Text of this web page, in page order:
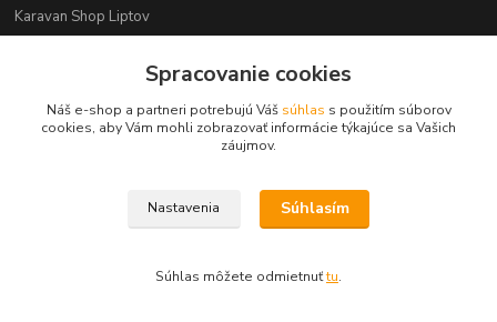
Karavan Shop Liptov
+421 903 626 885
info@karavanshopliptov.sk
Spracovanie cookies
Náš e-shop a partneri potrebujú Váš súhlas s použitím súborov
cookies, aby Vám mohli zobrazovať informácie týkajúce sa Vašich
záujmov.
Nastavenia Súhlasím
Súhlas môžete odmietnuťtu.